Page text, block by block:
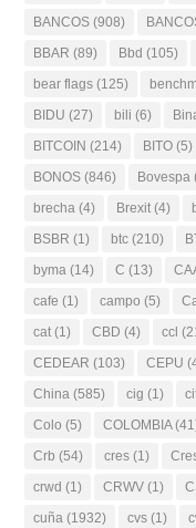
BANCOS (908)
BBAR (89) Bbd (105)
bear flags (125)
BIDU (27) bili (6)
BITCOIN (214) BITO (5)
BONOS (846) Bovespa
brecha (4) Brexit (4)
BSBR (1) btc (210)
byma (14) C (13)
cafe (1) campo (5)
cat (1) CBD (4) ccl
CEDEAR (103) CEPU
China (585) cig (1)
Colo (5) COLOMBIA
Crb (54) cres (1)
crwd (1) CRWV (1)
cuña (1932) cvs (1)